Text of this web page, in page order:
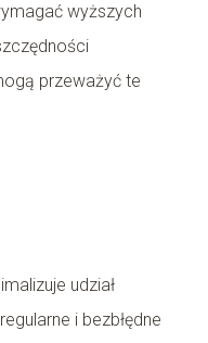
wyższych
przeważyć te
udział
i bezbłędne